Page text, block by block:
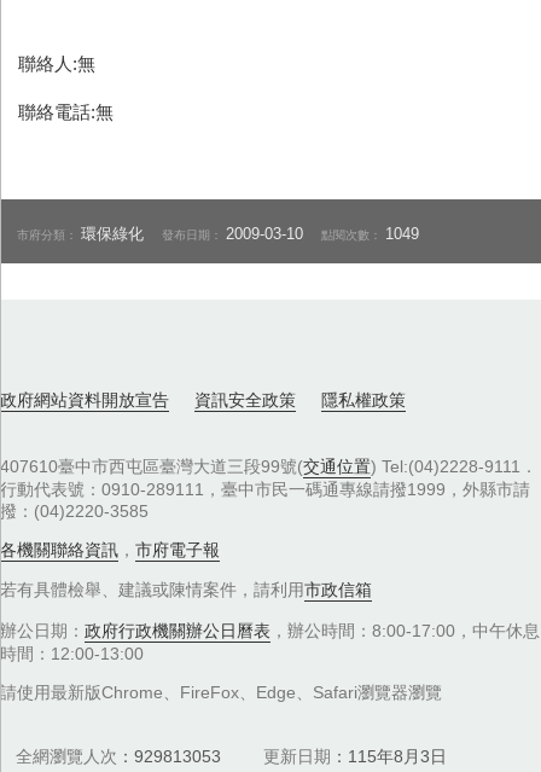
聯絡人:無
聯絡電話:無
市府分類：環保綠化 發布日期： 2009-03-10 點閱次數： 1049
政府網站資料開放宣告 資訊安全政策 隱私權政策
407610臺中市西屯區臺灣大道三段99號(交通位置) Tel:(04)2228-9111．
行動代表號：0910-289111，臺中市民一碼通專線請撥1999，外縣市請
撥：(04)2220-3585
各機關聯絡資訊 ， 市府電子報
若有具體檢舉、建議或陳情案件，請利用市政信箱
辦公日期： 政府行政機關辦公日曆表 ，辦公時間：8:00-17:00，中午休息
時間：12:00-13:00
請使用最新版Chrome、FireFox、Edge、Safari瀏覽器瀏覽
全網瀏覽人次 929813053 更新日期 115年8月3日